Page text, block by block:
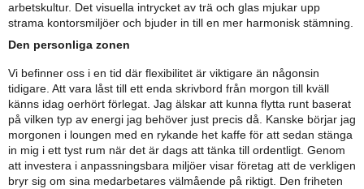
arbetskultur. Det visuella intrycket av trä och glas mjukar upp
strama kontorsmiljöer och bjuder in till en mer harmonisk stämning.
Den personliga zonen
Vi befinner oss i en tid där flexibilitet är viktigare än någonsin
tidigare. Att vara låst till ett enda skrivbord från morgon till kväll
känns idag oerhört förlegat. Jag älskar att kunna flytta runt baserat
på vilken typ av energi jag behöver just precis då. Kanske börjar jag
morgonen i loungen med en rykande het kaffe för att sedan stänga
in mig i ett tyst rum när det är dags att tänka till ordentligt. Genom
att investera i anpassningsbara miljöer visar företag att de verkligen
bryr sig om sina medarbetares välmående på riktigt. Den friheten